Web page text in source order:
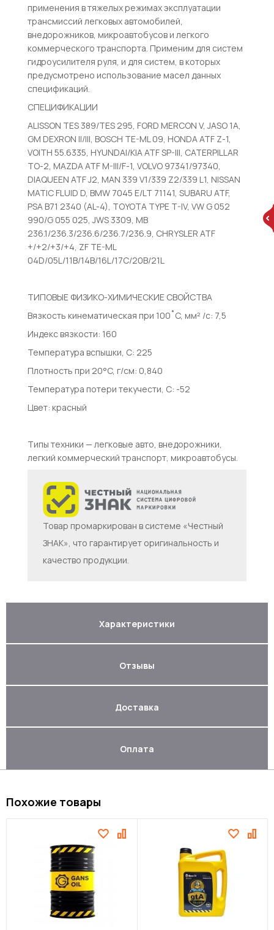
применения в тяжелых режимах эксплуатации
трансмиссий легковых автомобилей,
внедорожников, микроавтобусов и легкого
коммерческого транспорта. Применим для систем
гидроусилителя руля, и для систем, в которых
предусмотрено использование масел данных
спецификаций.
СПЕЦИФИКАЦИИ
ALISSON TES 389/TES 295, FORD MERCON V, JASO 1A,
GM DEXRON II/III, BOSCH TE-ML 09, HONDA ATF Z-1,
VOITH 55.6335, HYUNDAI/KIA ATF SP-III, CATERPILLAR
TO-2, MAZDA ATF M-III/F-1, VOLVO 97341/97340,
DIAQUEEN ATF J2, MAN 339 V1/339 Z2/339 L1, NISSAN
MATIC FLUID D, BMW 7045 E/LT 71141, SUBARU ATF,
PSA B71 2340 (AL-4), TOYOTA TYPE T-IV, VW G 052
990/G 055 025, JWS 3309, MB
236.1/236.3/236.6/236.7/236.9, CHRYSLER ATF
+/+2/+3/+4, ZF TE-ML
04D/05L/11B/14B/16L/17C/20B/21L
ТИПОВЫЕ ФИЗИКО-ХИМИЧЕСКИЕ СВОЙСТВА
Вязкость кинематическая при 100˚C, мм² /с: 7,5
Индекс вязкости: 160
Температура вспышки, С: 225
Плотность при 20°C, г/см: 0,840
Температура потери текучести, С: -52
Цвет: красный
Типы техники — легковые авто, внедорожники,
легкий коммерческий транспорт, микроавтобусы.
Товар промаркирован в системе «Честный
ЗНАК», что гарантирует оригинальность и
качество продукции.
Характеристики
Отзывы
Доставка
Оплата
Похожие товары